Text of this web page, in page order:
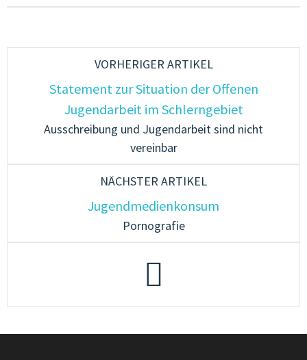
VORHERIGER ARTIKEL
Statement zur Situation der Offenen
Jugendarbeit im Schlerngebiet
Ausschreibung und Jugendarbeit sind nicht
vereinbar
NÄCHSTER ARTIKEL
Jugendmedienkonsum
Pornografie